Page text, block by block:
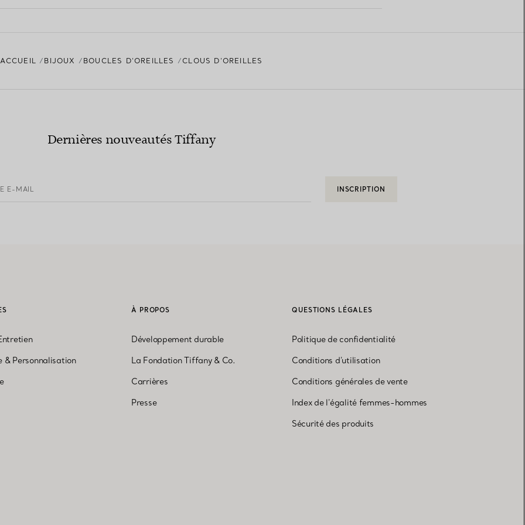
ACCUEIL BIJOUX BOUCLES D’OREILLES CLOUS D’OREILLES
Dernières nouveautés Tiffany
E-MAIL INSCRIPTION
& Personnalisation
À PROPOS
Développement durable
La Fondation Tiffany & Co.
Carrières
Presse
QUESTIONS LÉGALES
Politique de confidentialité
Conditions d'utilisation
Conditions générales de vente
Index de l'égalité femmes-hommes
Sécurité des produits